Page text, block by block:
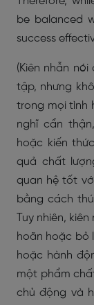
be balanced
success
(Kiên nhẫn
tập, nhưng
trong mọi tình
nghĩ cẩn
hoặc kiến
quả chất
quan hệ tốt
bằng cách
Tuy nhiên,
hoãn hoặc bỏ
hoặc hành
một phẩm
chủ động và